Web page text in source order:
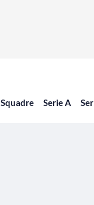
Squadre Serie A